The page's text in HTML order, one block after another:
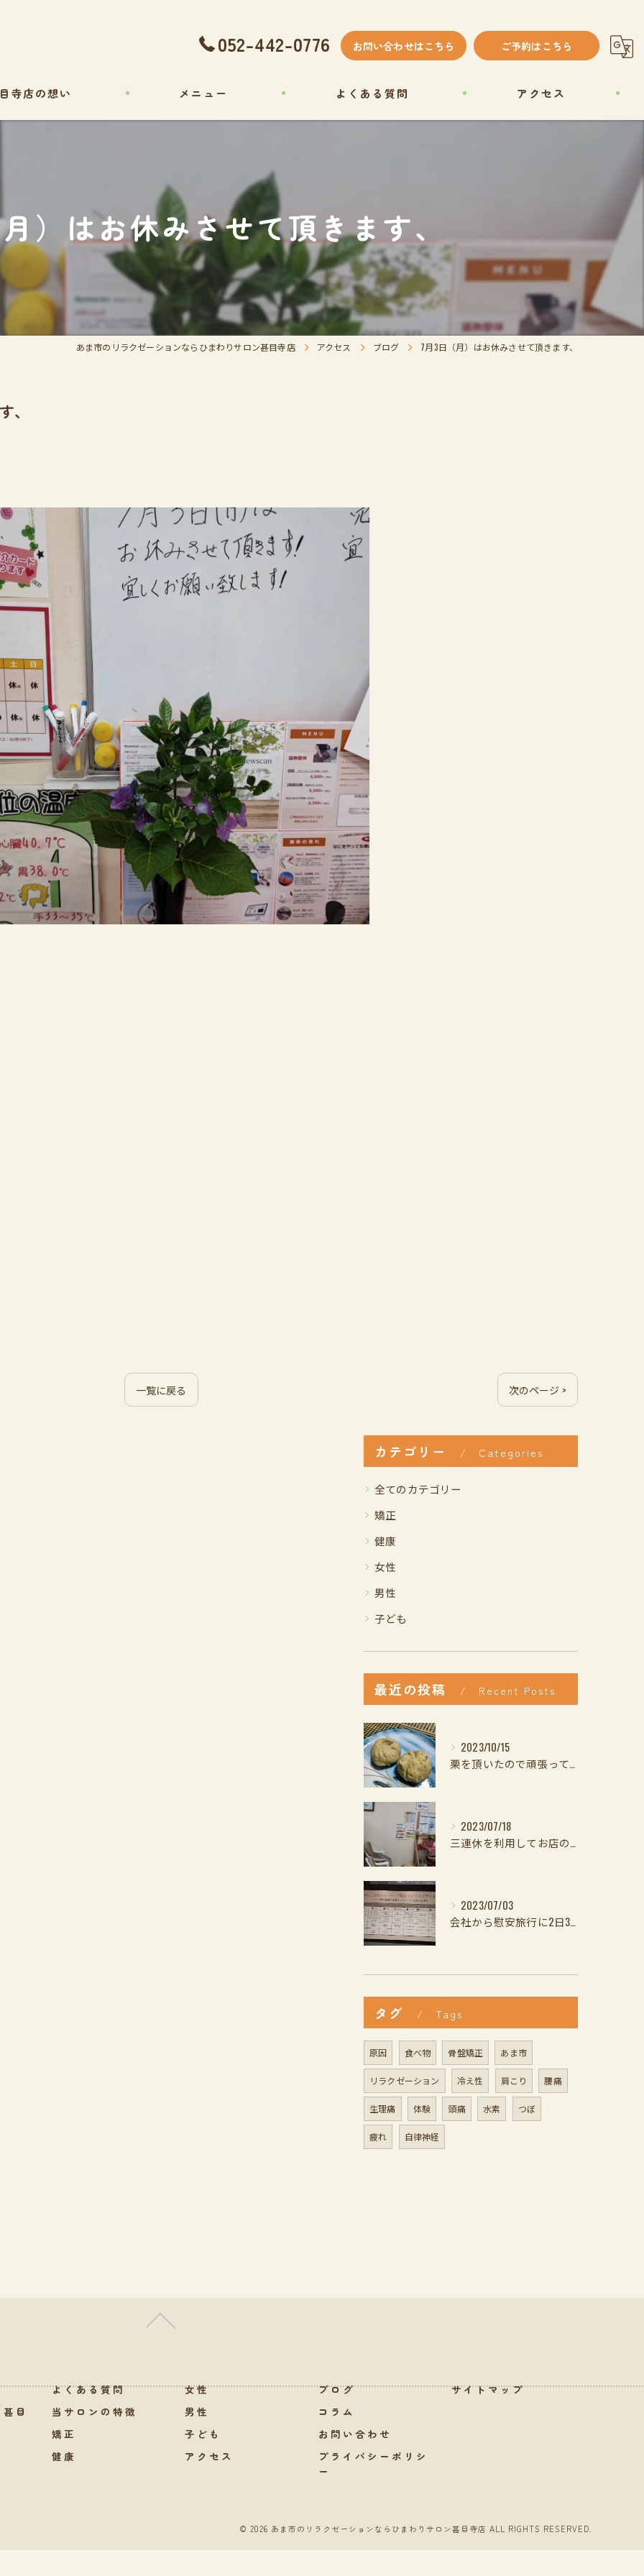
052-442-0776 お問い合わせはこちら ご予約はこちら
寺店の想い メニュー よくある質問 アクセス
）はお休みさせて頂きます、
あま市のリラクゼーションならひまわりサロン甚目寺店 アクセス ブログ 7月3日（月）はお休みさせて頂きます、
、
一覧に戻る 次のページ >
カテゴリー Categories
全てのカテゴリー
矯正
健康
女性
男性
子ども
最近の投稿 Recent Posts
2023/10/15
栗を頂いたので頑張ってきんとんを作ってみました
2023/07/18
三連休を利用してお店の中の模様替えをしました、暑くて大変だっ...
2023/07/03
会社から慰安旅行に2日3日と行ってきました、昨日は有馬温泉で...
タグ Tags
原因 食べ物 骨盤矯正 あま市
リラクゼーション 冷え性 肩こり 腰痛
生理痛 体験 頭痛 水素 つぼ
疲れ 自律神経
目
よくある質問
当サロンの特徴
矯正
健康
女性
男性
子ども
アクセス
ブログ
コラム
お問い合わせ
プライバシーポリシ
ー
サイトマップ
© 2026 あま市のリラクゼーションならひまわりサロン甚目寺店 ALL RIGHTS RESERVED.